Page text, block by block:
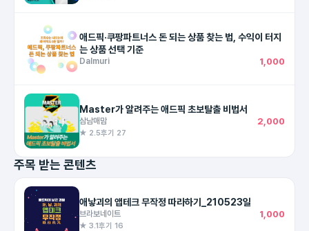
애드픽·쿠팡파트너스 돈 되는 상품 찾는 법, 수익이 터지
는 상품 선택 기준
Dalmuri 1,000
Master가 알려주는 애드픽 초보탈출 비법서
삼남매맘 2,000
★ 2.5후기 27
주목 받는 콘텐츠
애낳괴의 앱테크 무작정 따라하기_210523일
브라보네이트 1,000
★ 3.1후기 16